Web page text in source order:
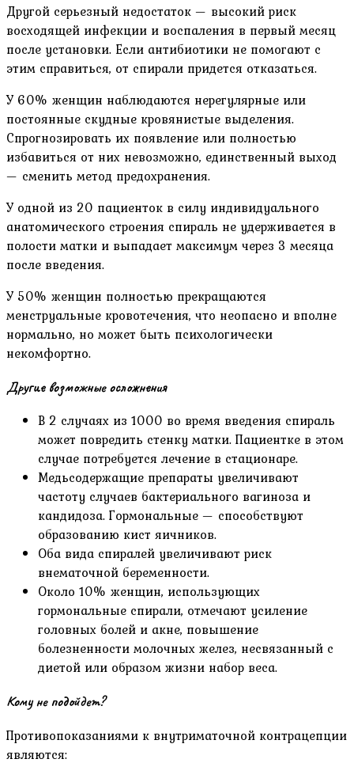
Другой серьезный недостаток — высокий риск
восходящей инфекции и воспаления в первый месяц
после установки. Если антибиотики не помогают с
этим справиться, от спирали придется отказаться.
У 60% женщин наблюдаются нерегулярные или
постоянные скудные кровянистые выделения.
Спрогнозировать их появление или полностью
избавиться от них невозможно, единственный выход
— сменить метод предохранения.
У одной из 20 пациенток в силу индивидуального
анатомического строения спираль не удерживается в
полости матки и выпадает максимум через 3 месяца
после введения.
У 50% женщин полностью прекращаются
менструальные кровотечения, что неопасно и вполне
нормально, но может быть психологически
некомфортно.
Другие возможные осложнения
В 2 случаях из 1000 во время введения спираль
может повредить стенку матки. Пациентке в этом
случае потребуется лечение в стационаре.
Медьсодержащие препараты увеличивают
частоту случаев бактериального вагиноза и
кандидоза. Гормональные — способствуют
образованию кист яичников.
Оба вида спиралей увеличивают риск
внематочной беременности.
Около 10% женщин, использующих
гормональные спирали, отмечают усиление
головных болей и акне, повышение
болезненности молочных желез, несвязанный с
диетой или образом жизни набор веса.
Кому не подойдет?
Противопоказаниями к внутриматочной контрацепции
являются: